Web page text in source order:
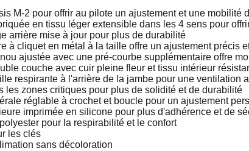
M-2 pour offrir au pilote un ajustement et une mobilité
en tissu léger extensible dans les 4 sens pour
arrière mise à jour pour plus de durabilité
à cliquet en métal à la taille offre un ajustement précis
ajustée avec une pré-courbe supplémentaire offre
couche avec cuir pleine fleur et tissu intérieur
respirante à l'arrière de la jambe pour une ventilation
les zones critiques pour plus de solidité et de durabilité
réglable à crochet et boucle pour un ajustement
imprimée en silicone pour plus d'adhérence et de
pour la respirabilité et le confort
les clés
sans décoloration